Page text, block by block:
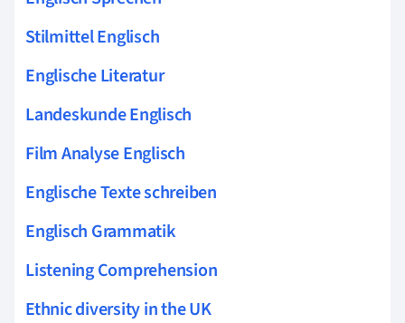
Stilmittel Englisch
Englische Literatur
Landeskunde Englisch
Film Analyse Englisch
Englische Texte schreiben
Englisch Grammatik
Listening Comprehension
Ethnic diversity in the UK